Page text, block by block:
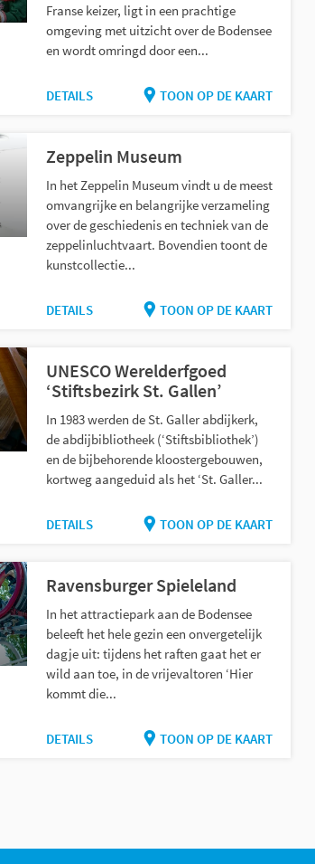
Franse keizer, ligt in een prachtige
omgeving met uitzicht over de Bodensee
en wordt omringd door een...
DETAILS TOON OP DE KAART
Zeppelin Museum
In het Zeppelin Museum vindt u de meest
omvangrijke en belangrijke verzameling
over de geschiedenis en techniek van de
zeppelinluchtvaart. Bovendien toont de
kunstcollectie...
DETAILS TOON OP DE KAART
UNESCO Werelderfgoed
‘Stiftsbezirk St. Gallen’
In 1983 werden de St. Galler abdijkerk,
de abdijbibliotheek (‘Stiftsbibliothek’)
en de bijbehorende kloostergebouwen,
kortweg aangeduid als het ‘St. Galler...
DETAILS TOON OP DE KAART
Ravensburger Spieleland
In het attractiepark aan de Bodensee
beleeft het hele gezin een onvergetelijk
dagje uit: tijdens het raften gaat het er
wild aan toe, in de vrijevaltoren ‘Hier
kommt die...
DETAILS TOON OP DE KAART